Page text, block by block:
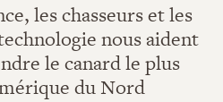
les chasseurs et les
nous aident
le canard le plus
du Nord